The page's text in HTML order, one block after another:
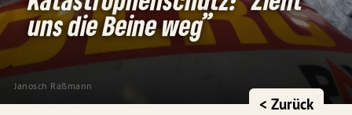
Janosch Raßmann
uns die Beine weg”
< Zurück